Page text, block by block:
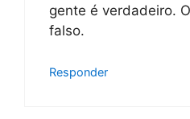
gente é verdadeiro.
falso.
Responder